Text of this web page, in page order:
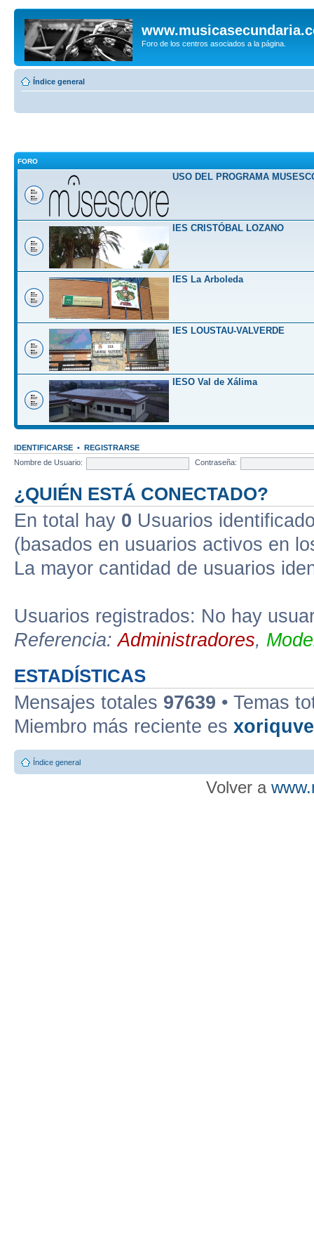
Foro de los centros asociados a la página.
Índice general
FORO
USO DEL PROGRAMA
IES CRISTÓBAL LOZANO
IES La Arboleda
IES LOUSTAU-VALVERDE
IESO Val de Xálima
IDENTIFICARSE • REGISTRARSE
Nombre de Usuario:
Contraseña:
¿QUIÉN ESTÁ CONECTADO?
En total hay 0 Usuarios
(basados en usuarios activos en
La mayor cantidad de usuarios
Usuarios registrados: No hay
Referencia:Administradores,
ESTADÍSTICAS
Mensajes totales 97639 • Temas
Miembro más reciente es
Índice general
Volver a